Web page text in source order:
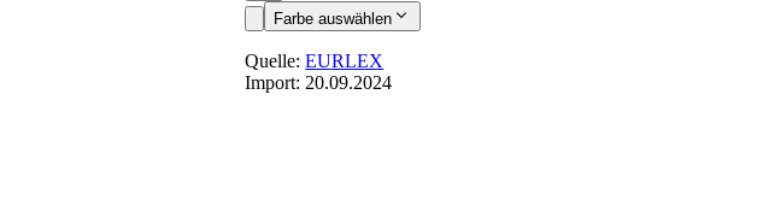
Farbe auswählen
Quelle:EURLEX
Import: 20.09.2024